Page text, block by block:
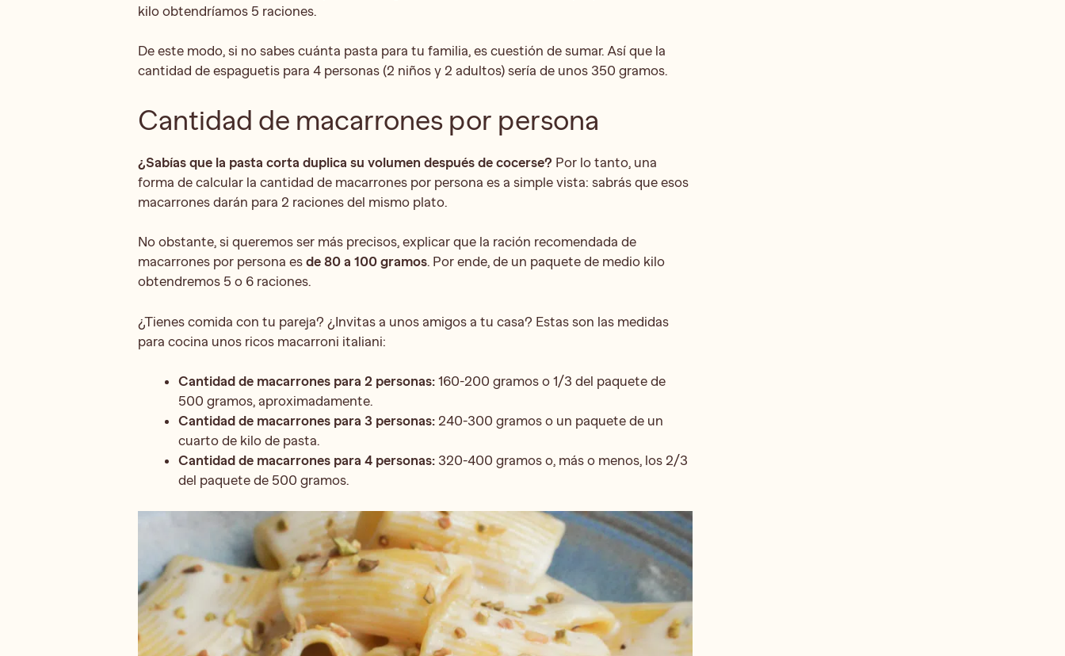
kilo obtendríamos 5 raciones.
De este modo, si no sabes cuánta pasta para tu familia, es cuestión de sumar. Así que la
cantidad de espaguetis para 4 personas (2 niños y 2 adultos) sería de unos 350 gramos.
Cantidad de macarrones por persona
¿Sabías que la pasta corta duplica su volumen después de cocerse? Por lo tanto, una
forma de calcular la cantidad de macarrones por persona es a simple vista: sabrás que esos
macarrones darán para 2 raciones del mismo plato.
No obstante, si queremos ser más precisos, explicar que la ración recomendada de
macarrones por persona es de 80 a 100 gramos. Por ende, de un paquete de medio kilo
obtendremos 5 o 6 raciones.
¿Tienes comida con tu pareja? ¿Invitas a unos amigos a tu casa? Estas son las medidas
para cocina unos ricos macarroni italiani:
Cantidad de macarrones para 2 personas:160-200 gramos o 1/3 del paquete de
500 gramos, aproximadamente.
Cantidad de macarrones para 3 personas:240-300 gramos o un paquete de un
cuarto de kilo de pasta.
Cantidad de macarrones para 4 personas: 320-400 gramos o, más o menos, los 2/3
del paquete de 500 gramos.